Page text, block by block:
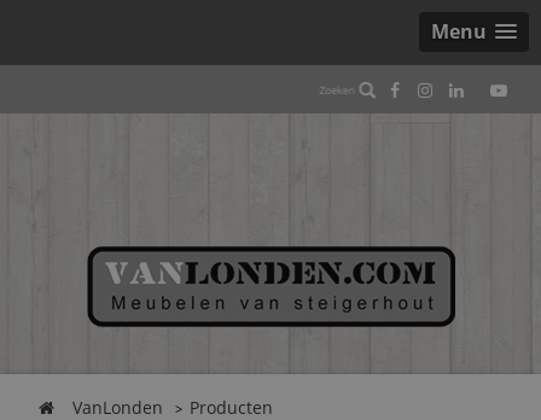
Menu
VanLonden
Producten